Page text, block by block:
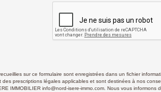
sur ce formulaire sont enregistrées dans un fichier
des prescriptions légales applicables et sont destinées à nos
IMMOBILIER info@nord-isere-immo.com. Nous vous